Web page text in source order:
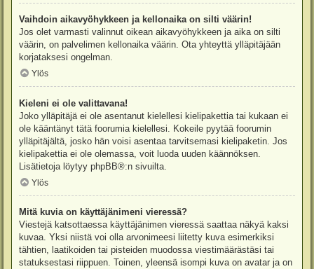
Vaihdoin aikavyöhykkeen ja kellonaika on silti väärin!
Jos olet varmasti valinnut oikean aikavyöhykkeen ja aika on silti
väärin, on palvelimen kellonaika väärin. Ota yhteyttä ylläpitäjään
korjataksesi ongelman.
Ylös
Kieleni ei ole valittavana!
Joko ylläpitäjä ei ole asentanut kielellesi kielipakettia tai kukaan ei
ole kääntänyt tätä foorumia kielellesi. Kokeile pyytää foorumin
ylläpitäjältä, josko hän voisi asentaa tarvitsemasi kielipaketin. Jos
kielipakettia ei ole olemassa, voit luoda uuden käännöksen.
Lisätietoja löytyy phpBB®:n sivuilta.
Ylös
Mitä kuvia on käyttäjänimeni vieressä?
Viestejä katsottaessa käyttäjänimen vieressä saattaa näkyä kaksi
kuvaa. Yksi niistä voi olla arvonimeesi liitetty kuva esimerkiksi
tähtien, laatikoiden tai pisteiden muodossa viestimäärästäsi tai
statuksestasi riippuen. Toinen, yleensä isompi kuva on avatar ja on